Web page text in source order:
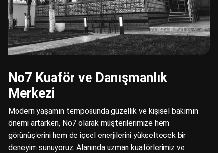
No7 Kuaför ve Danışmanlık
Merkezi
Modern yaşamın temposunda güzellik ve kişisel bakımın
önemi artarken, No7 olarak müşterilerimize hem
görünüşlerini hem de içsel enerjilerini yükseltecek bir
deneyim sunuyoruz. Alanında uzman kuaförlerimiz ve